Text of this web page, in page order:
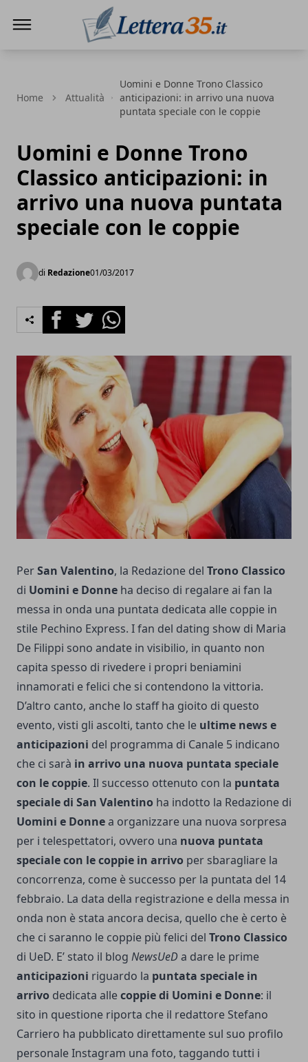
Home Attualità
Uomini e Donne Trono Classico
anticipazioni: in arrivo una nuova
puntata speciale con le coppie
Uomini e Donne Trono
Classico anticipazioni: in
arrivo una nuova puntata
speciale con le coppie
di Redazione01/03/2017
FacebookTwitterWhatsapp
PerSan Valentino, la Redazione del Trono Classico
di Uomini e Donne ha deciso di regalare ai fan la
messa in onda una puntata dedicata alle coppie in
stile Pechino Express. I fan del dating show di Maria
De Filippi sono andate in visibilio, in quanto non
capita spesso di rivedere i propri beniamini
innamorati e felici che si contendono la vittoria.
D’altro canto, anche lo staff ha gioito di questo
evento, visti gli ascolti, tanto che le ultime news e
anticipazioni del programma di Canale 5 indicano
che ci sarà in arrivo una nuova puntata speciale
con le coppie. Il successo ottenuto con la puntata
speciale di San Valentino ha indotto la Redazione di
Uomini e Donnea organizzare una nuova sorpresa
per i telespettatori, ovvero una nuova puntata
speciale con le coppie in arrivo per sbaragliare la
concorrenza, come è successo per la puntata del 14
febbraio. La data della registrazione e della messa in
onda non è stata ancora decisa, quello che è certo è
che ci saranno le coppie più felici del Trono Classico
di UeD. E’ stato il blog NewsUeD a dare le prime
anticipazioni riguardo la puntata speciale in
arrivo dedicata allecoppie di Uomini e Donne: il
sito in questione riporta che il redattore Stefano
Carriero ha pubblicato direttamente sul suo profilo
personale Instagram una foto, taggando tutti i